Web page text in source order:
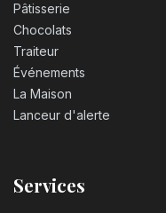
Pâtisserie
Chocolats
Traiteur
Événements
La Maison
Lanceur d'alerte
Services